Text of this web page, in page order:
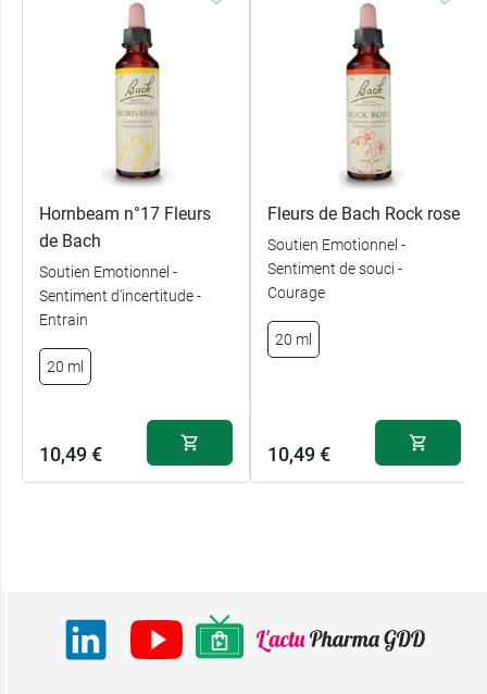
Hornbeam n°17 Fleurs
de Bach
Soutien Emotionnel -
Sentiment d'incertitude -
Entrain
20 ml
10,49 €
Fleurs de Bach Rock rose
Soutien Emotionnel -
Sentiment de souci -
Courage
20 ml
10,49 €